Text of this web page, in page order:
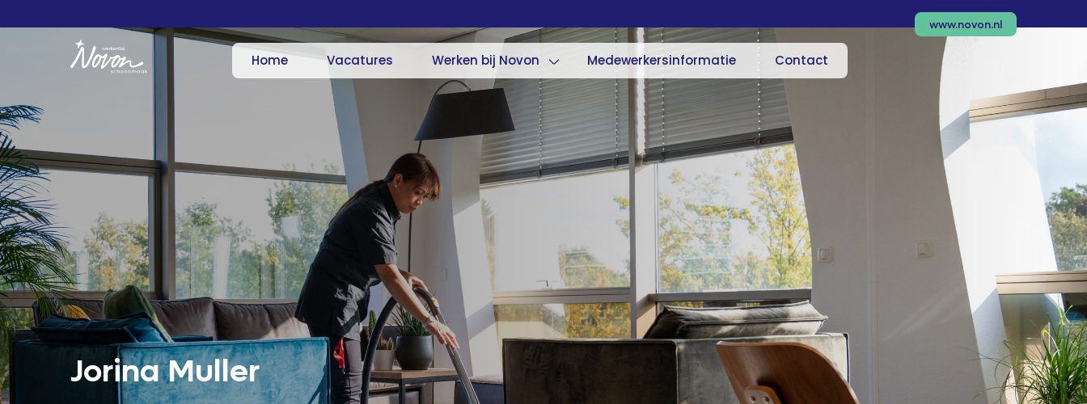
www.novon.nl
Home Vacatures Werken bij Novon Medewerkersinformatie Contact
Jorina Muller